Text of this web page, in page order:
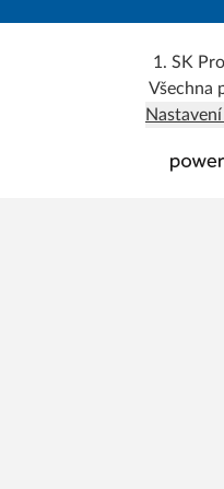
1. SK
Všechna